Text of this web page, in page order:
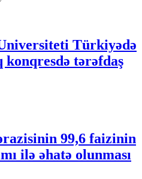
Türkiyədə
tərəfdaş
99,6 faizinin
ilə əhatə olunması